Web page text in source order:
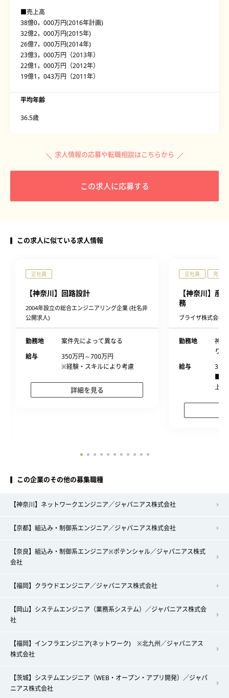
■売上高
38億0，000万円(2016年計画)
32億2，000万円(2015年)
26億7，000万円(2014年)
23億3，000万円（2013年）
22億1，000万円（2012年）
19億1，043万円（2011年）
平均年齢
36.5歳
求人情報の応募や転職相談はこちらから
この求人に応募する
この求人に似ている求人情報
正社員
【神奈川】回路設計
2004年設立の総合エンジニアリング企業 (社名非
公開求人)
勤務地
案件先によって異なる
給与
350万円～700万円
※経験・スキルにより考慮
詳細を見る
正社員 完全
【神奈川】産
務
ブライザ株式会社
勤務地
神
り異
給与
350
■経
上、
この企業のその他の募集職種
【神奈川】ネットワークエンジニア／ジャパニアス株式会社
【京都】組込み・制御系エンジニア／ジャパニアス株式会社
【奈良】組込み・制御系エンジニア※ポテンシャル／ジャパニアス株式
会社
【福岡】クラウドエンジニア／ジャパニアス株式会社
【岡山】システムエンジニア（業務系システム）／ジャパニアス株式会
社
【福岡】インフラエンジニア(ネットワーク) ※北九州／ジャパニアス
株式会社
【茨城】システムエンジニア（WEB・オープン・アプリ開発）／ジャパ
ニアス株式会社